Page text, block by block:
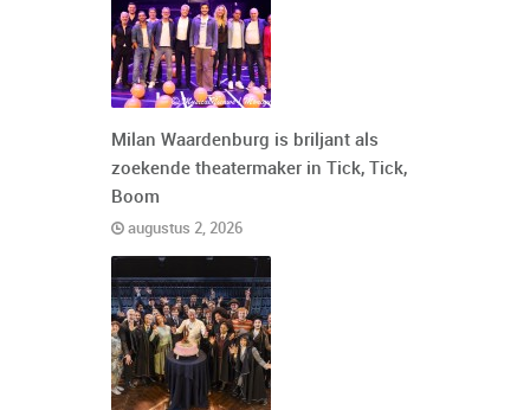
Milan Waardenburg is briljant als
zoekende theatermaker in Tick, Tick,
Boom
augustus 2, 2026